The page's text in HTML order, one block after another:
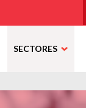
SECTORES